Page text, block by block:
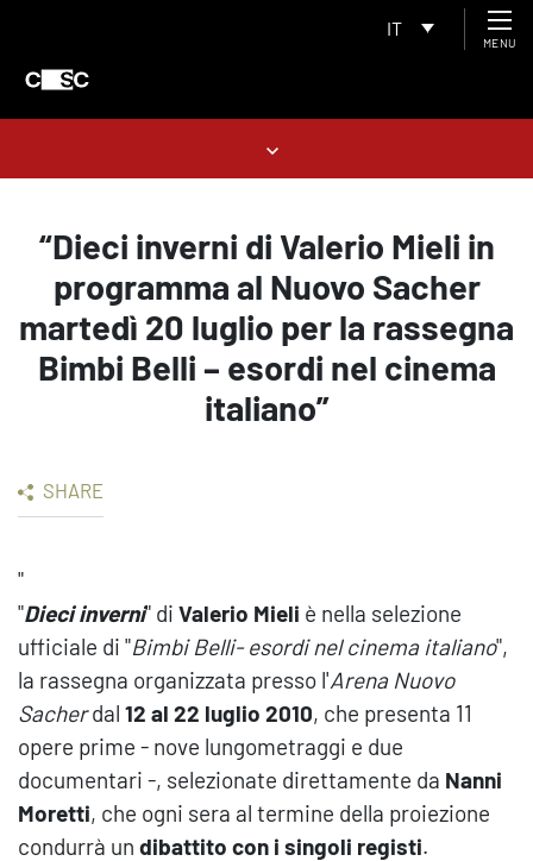
IT
MENU
“Dieci inverni di Valerio Mieli in
programma al Nuovo Sacher
martedì 20 luglio per la rassegna
Bimbi Belli – esordi nel cinema
italiano”
SHARE
"
"Dieci inverni" di Valerio Mieli è nella selezione
ufficiale di "Bimbi Belli- esordi nel cinema italiano",
la rassegna organizzata presso l'Arena Nuovo
Sacherdal 12 al 22 luglio 2010, che presenta 11
opere prime - nove lungometraggi e due
documentari -, selezionate direttamente da Nanni
Moretti, che ogni sera al termine della proiezione
condurrà un dibattito con i singoli registi.